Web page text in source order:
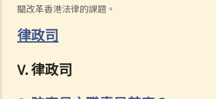
關改革香港法律的課題。
律政司
V. 律政司